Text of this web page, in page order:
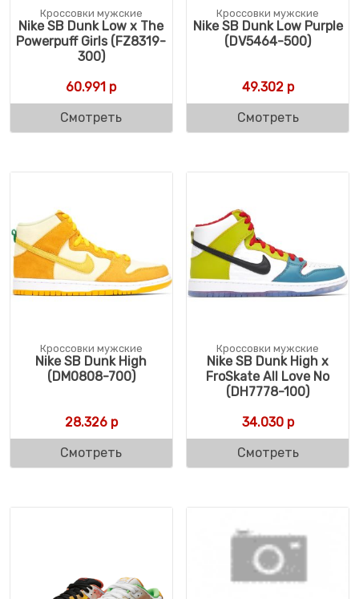
Кроссовки мужские
Nike SB Dunk Low x The
Powerpuff Girls (FZ8319-
300)
60.991 р
Смотреть
Кроссовки мужские
Nike SB Dunk Low Purple
(DV5464-500)
49.302р
Смотреть
Кроссовки мужские
Nike SB Dunk High
(DM0808-700)
28.326р
Смотреть
Кроссовки мужские
Nike SB Dunk High x
FroSkate All Love No
(DH7778-100)
34.030р
Смотреть